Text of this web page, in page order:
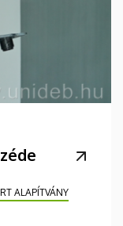
ALAPÍTVÁNY